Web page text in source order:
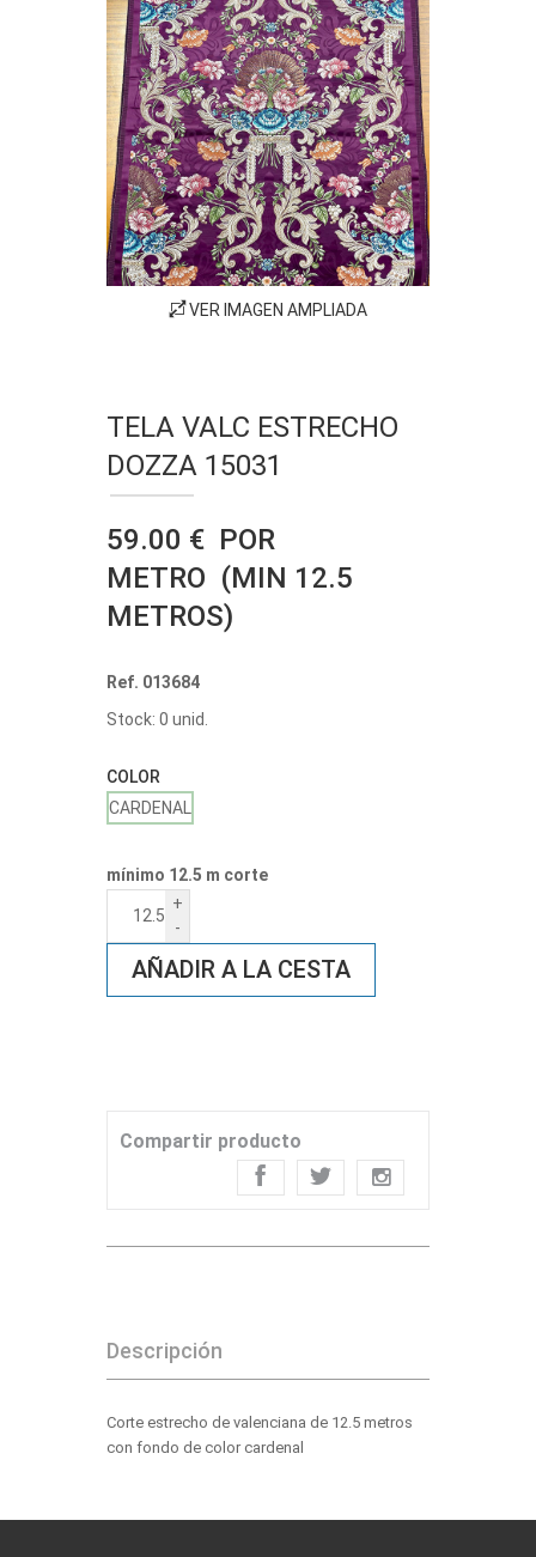
VER IMAGEN AMPLIADA
TELA VALC ESTRECHO
DOZZA 15031
59.00 € POR
METRO (MIN 12.5
METROS)
Ref. 013684
Stock: 0 unid.
COLOR
CARDENAL
mínimo 12.5 m corte
+
-
AÑADIR A LA CESTA
Compartir producto
Descripción
Corte estrecho de valenciana de 12.5 metros
con fondo de color cardenal